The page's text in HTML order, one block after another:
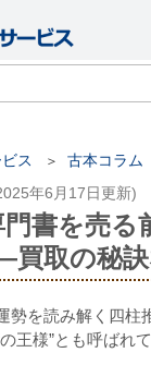
ス 古本コラム
年6月17日更新)
門書を売る
買取の秘
勢を読み解く四柱
王様”とも呼ばれて